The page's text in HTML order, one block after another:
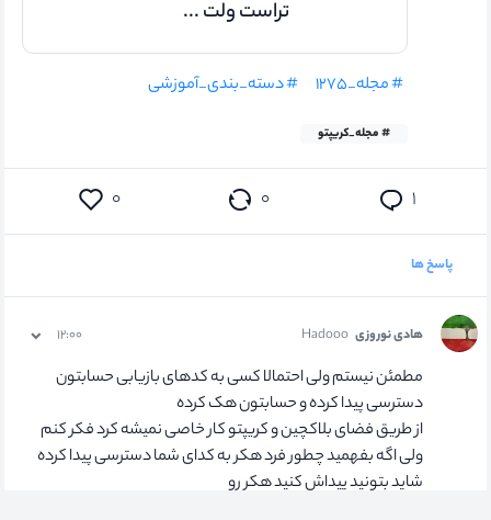
تراست ولت ...
# مجله_۱۲۷۵ # دسته_بندی_آموزشی
# مجله_کریپتو
۱ ۰ ۰
پاسخ ها
هادی نوروزی Hadooo ۱۲:۰۰
مطمئن نیستم ولی احتمالا کسی به کدهای بازیابی حسابتون
دسترسی پیدا کرده و حسابتون هک کرده
از طریق فضای بلاکچین و کریپتو کار خاصی نمیشه کرد فکر کنم
ولی اگه بفهمید چطور فرد هکر به کدای شما دسترسی پیدا کرده
شاید بتونید پیداش کنید هکر رو